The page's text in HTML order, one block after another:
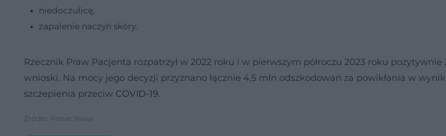
niedoczulicę,
zapalenie naczyń skóry.
Rzecznik Praw Pacjenta rozpatrzył w 2022 roku i w pierwszym półroczu 2023 roku pozytywnie
wnioski. Na mocy jego decyzji przyznano łącznie 4,5 mln odszkodowań za powikłania w
szczepienia przeciw COVID-19.
Źródło: Polsat News